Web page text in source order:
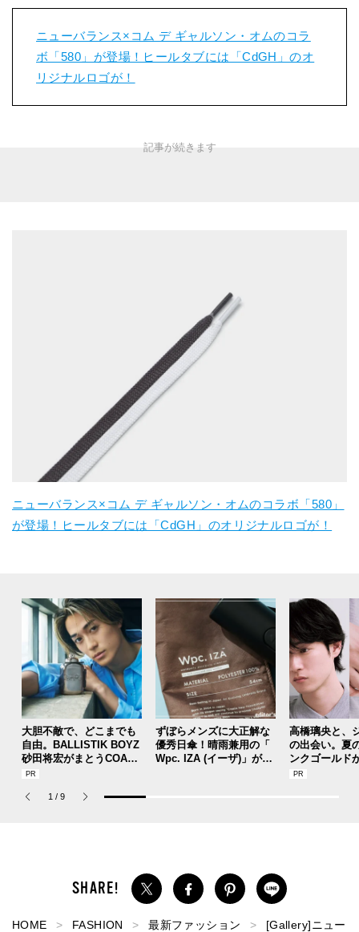
ニューバランス×コム デ ギャルソン・オムのコラ
ボ「580」が登場！ヒールタブには「CdGH」のオ
リジナルロゴが！
ニューバランス×コム デ ギャルソン・オムのコラボ「580」
が登場！ヒールタブには「CdGH」のオリジナルロゴが！
大胆不敵で、どこまでも
自由。BALLISTIK BOYZ
砂田将宏がまとうCOACH
の新作フレグランス「コ
パルファム」
ずぼらメンズに大正解な
優秀日傘！晴雨兼用の「
Wpc. IZA (イーザ)」があ
高橋璃央と、
の出会い。夏
ンクゴールド
SUMMER
1 / 9
HOME FASHION 最新ファッション
[Gallery]ニュー